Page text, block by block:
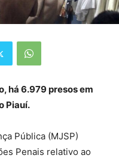
há 6.979 presos em
Piauí.
Pública (MJSP)
Penais relativo ao